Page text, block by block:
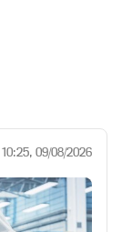
10:25, 09/08/2026